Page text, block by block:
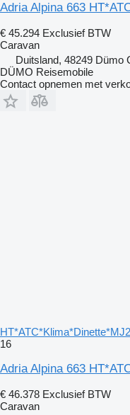
Adria Alpina 663
€ 45.294 Exclusief BTW
Caravan
Duitsland, 48249 Dümo
DÜMO Reisemobile
Contact opnemen met
16
Adria Alpina 663
€ 46.378 Exclusief BTW
Caravan